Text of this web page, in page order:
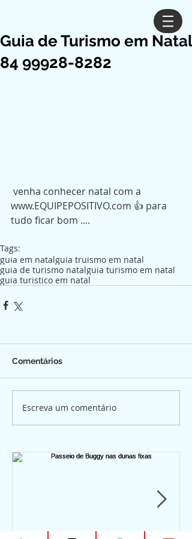
Guia de Turismo em Natal
84 99928-8282
www.EQUIPEPOSITIVO.com 👍 para
tudo ficar bom ....
Tags:
guia em natalguia truismo em natal
guia de turismo natalguia turismo em natal
guia turistico em natal
Comentários
Escreva um comentário